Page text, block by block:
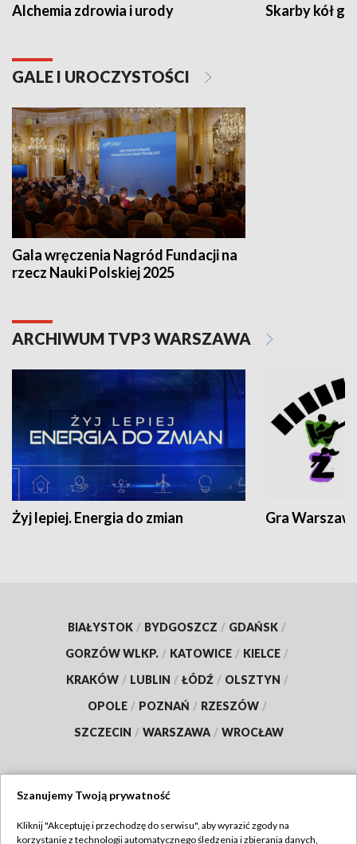
Alchemia zdrowia i urody Skarby kół
GALE I UROCZYSTOŚCI
Gala wręczenia Nagród Fundacji na
rzecz Nauki Polskiej 2025
ARCHIWUM TVP3 WARSZAWA
Żyj lepiej. Energia do zmian Gra
BIAŁYSTOK / BYDGOSZCZ / GDAŃSK /
GORZÓW WLKP. / KATOWICE / KIELCE /
KRAKÓW / LUBLIN / ŁÓDŹ / OLSZTYN /
OPOLE / POZNAŃ / RZESZÓW /
SZCZECIN / WARSZAWA / WROCŁAW
Szanujemy Twoją prywatność
Kliknij "Akceptuję i przechodzę do serwisu", aby wyrazić zgody na
korzystanie z technologii automatycznego śledzenia i zbierania danych,